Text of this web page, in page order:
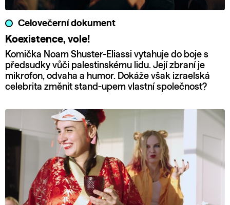
Celovečerní dokument
Koexistence, vole!
Komička Noam Shuster-Eliassi vytahuje do boje s
předsudky vůči palestinskému lidu. Její zbraní je
mikrofon, odvaha a humor. Dokáže však izraelská
celebrita změnit stand-upem vlastní společnost?